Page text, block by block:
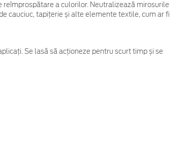
a culorilor. Neutralizează mirosurile
cauciuc, tapițerie și alte elemente textile, cum ar fi
Se lasă să acționeze pentru scurt timp și se